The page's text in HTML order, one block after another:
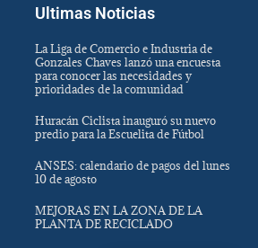
Ultimas Noticias
La Liga de Comercio e Industria de
Gonzales Chaves lanzó una encuesta
para conocer las necesidades y
prioridades de la comunidad
Huracán Ciclista inauguró su nuevo
predio para la Escuelita de Fútbol
ANSES: calendario de pagos del lunes
10 de agosto
MEJORAS EN LA ZONA DE LA
PLANTA DE RECICLADO